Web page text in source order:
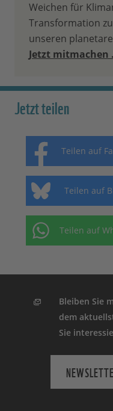
Weichen für
Transformation
unseren
Jetzt mitmachen
Jetzt teilen
Teilen auf
Teilen auf
Teilen auf
Bleiben Sie
dem
Sie